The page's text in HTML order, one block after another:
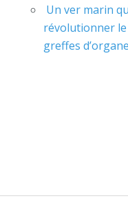
Un ver marin
révolutionner le
greffes